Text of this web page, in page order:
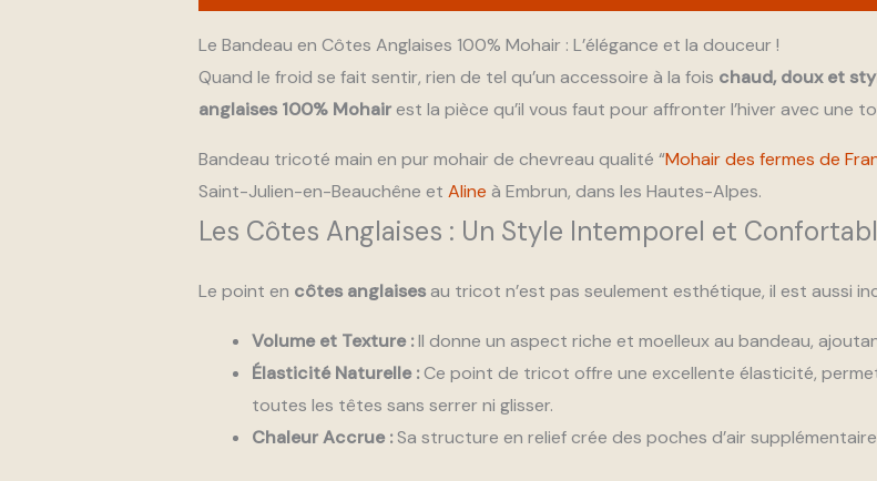
Le Bandeau en Côtes Anglaises 100% Mohair : L’élégance et la douceur !
Quand le froid se fait sentir, rien de tel qu’un accessoire à la fois chaud, doux et
anglaises 100% Mohairest la pièce qu’il vous faut pour affronter l’hiver avec une
Bandeau tricoté main en pur mohair de chevreau qualité “Mohair des fermes de
Saint-Julien-en-Beauchêne et Aline à Embrun, dans les Hautes-Alpes.
Les Côtes Anglaises : Un Style Intemporel et
Le point en côtes anglaisesau tricot n’est pas seulement esthétique, il est aussi
Volume et Texture :Il donne un aspect riche et moelleux au bandeau,
Élasticité Naturelle :Ce point de tricot offre une excellente élasticité,
toutes les têtes sans serrer ni glisser.
Chaleur Accrue :Sa structure en relief crée des poches d’air